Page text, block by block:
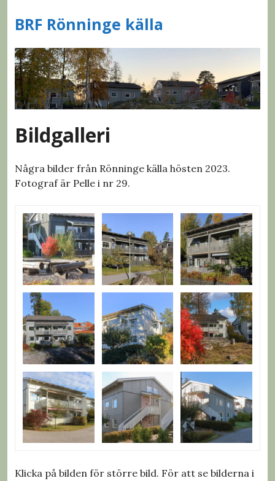
k
p
t
o
c
o
n
t
n
t
BRF Rönninge källa
Bildgalleri
Några bilder från Rönninge källa hösten 2023.
Fotograf är Pelle i nr 29.
Klicka på bilden för större bild. För att se bilderna i